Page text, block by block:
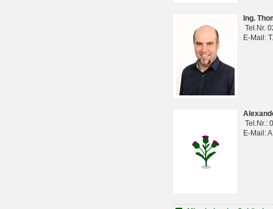
Ing.
Tel.Nr.
E-Mail:
Tel.Nr.:
E-Mail: